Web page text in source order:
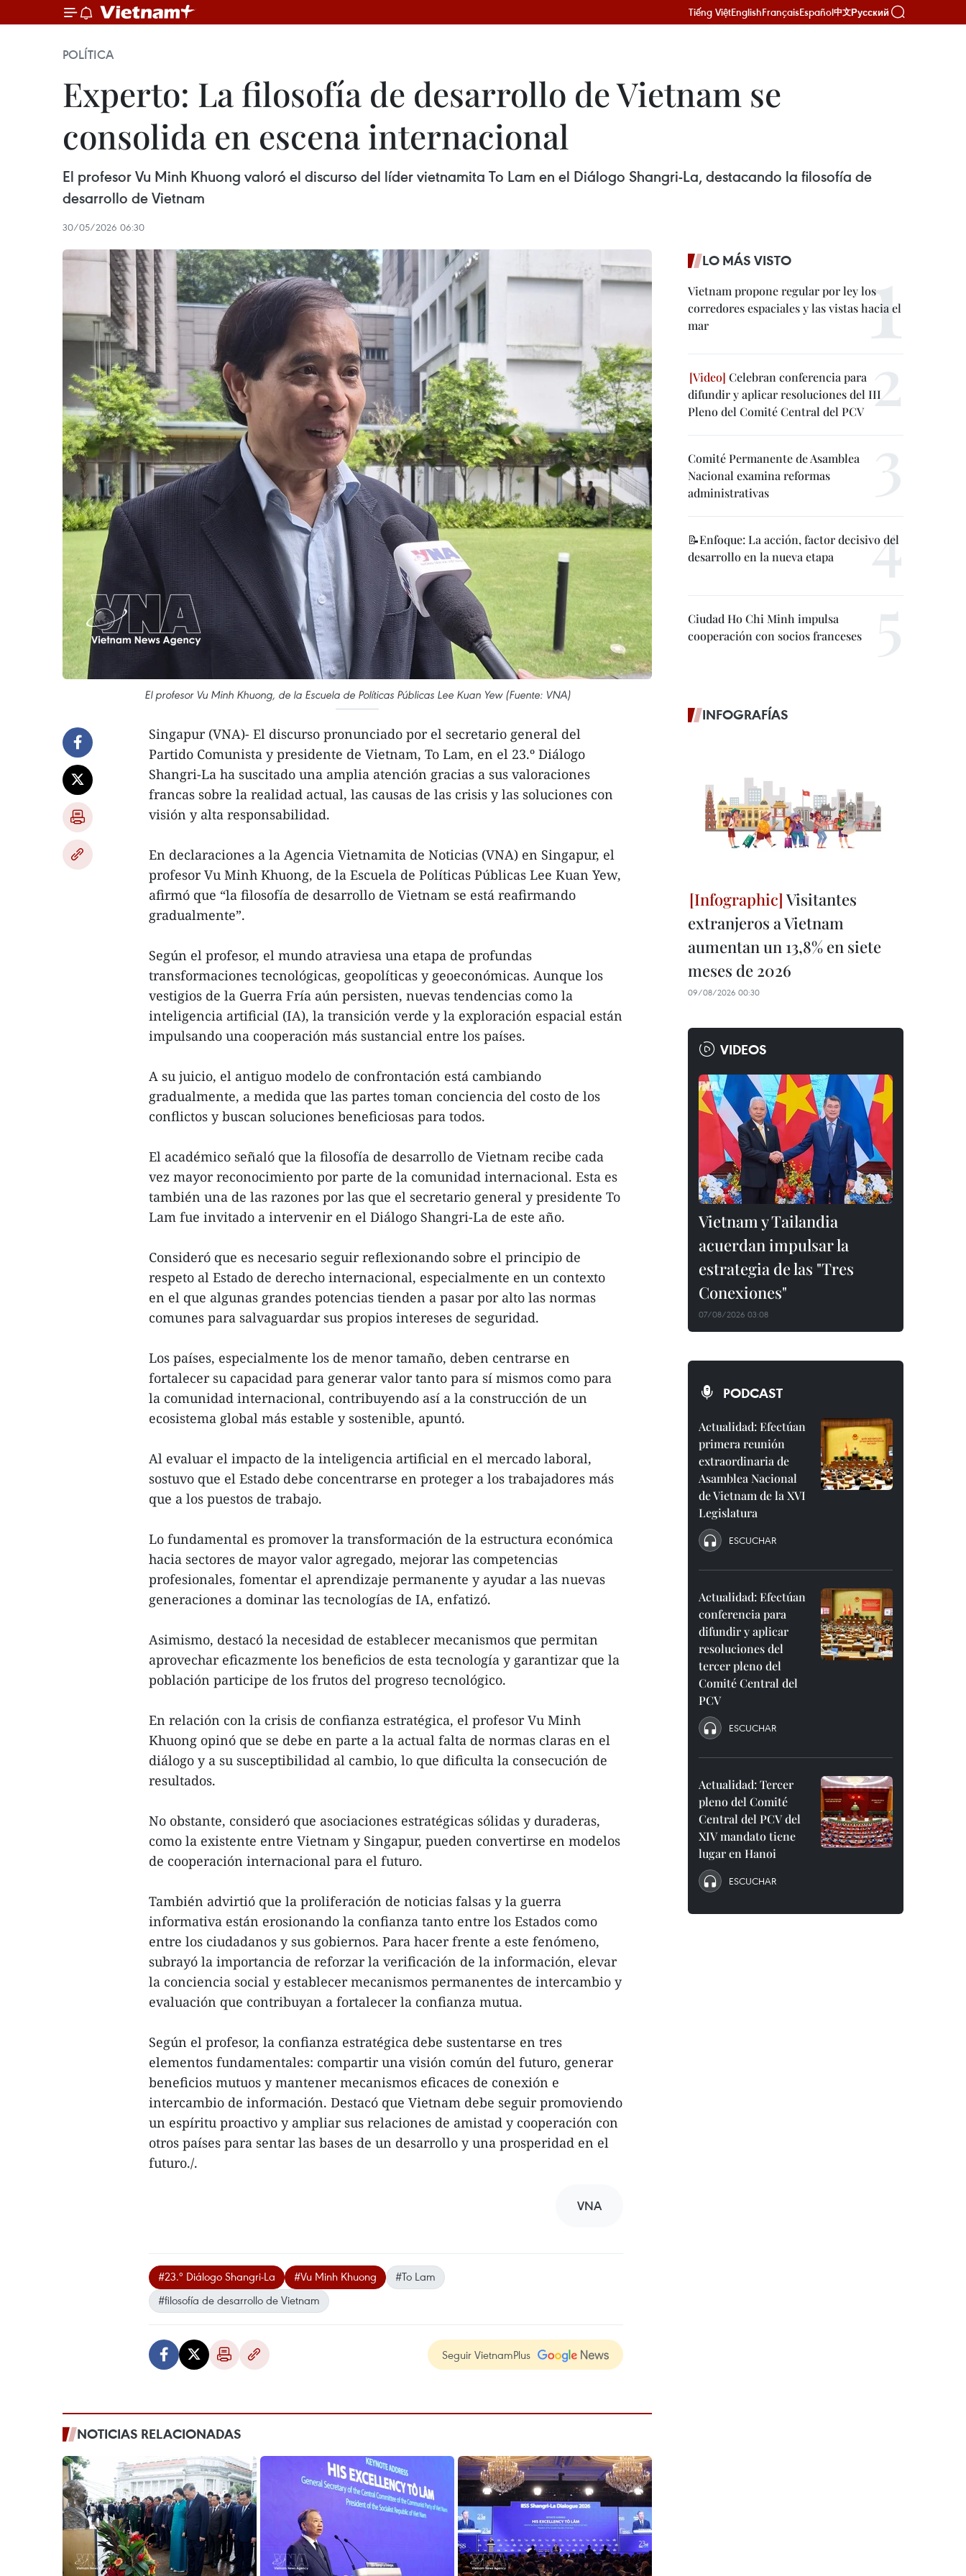
Tiếng ViệtEnglishFrançaisEspañol中文Русский
POLÍTICA
Experto: La filosofía de desarrollo de Vietnam se
consolida en escena internacional
El profesor Vu Minh Khuong valoró el discurso del líder vietnamita To Lam en el Diálogo Shangri-La, destacando la filosofía de
desarrollo de Vietnam
30/05/2026 06:30
El profesor Vu Minh Khuong, de la Escuela de Políticas Públicas Lee Kuan Yew (Fuente: VNA)
Singapur (VNA)- El discurso pronunciado por el secretario general del
Partido Comunista y presidente de Vietnam, To Lam, en el 23.º Diálogo
Shangri-La ha suscitado una amplia atención gracias a sus valoraciones
francas sobre la realidad actual, las causas de las crisis y las soluciones con
visión y alta responsabilidad.
En declaraciones a la Agencia Vietnamita de Noticias (VNA) en Singapur, el
profesor Vu Minh Khuong, de la Escuela de Políticas Públicas Lee Kuan Yew,
afirmó que “la filosofía de desarrollo de Vietnam se está reafirmando
gradualmente”.
Según el profesor, el mundo atraviesa una etapa de profundas
transformaciones tecnológicas, geopolíticas y geoeconómicas. Aunque los
vestigios de la Guerra Fría aún persisten, nuevas tendencias como la
inteligencia artificial (IA), la transición verde y la exploración espacial están
impulsando una cooperación más sustancial entre los países.
A su juicio, el antiguo modelo de confrontación está cambiando
gradualmente, a medida que las partes toman conciencia del costo de los
conflictos y buscan soluciones beneficiosas para todos.
El académico señaló que la filosofía de desarrollo de Vietnam recibe cada
vez mayor reconocimiento por parte de la comunidad internacional. Esta es
también una de las razones por las que el secretario general y presidente To
Lam fue invitado a intervenir en el Diálogo Shangri-La de este año.
Consideró que es necesario seguir reflexionando sobre el principio de
respeto al Estado de derecho internacional, especialmente en un contexto
en el que algunas grandes potencias tienden a pasar por alto las normas
comunes para salvaguardar sus propios intereses de seguridad.
Los países, especialmente los de menor tamaño, deben centrarse en
fortalecer su capacidad para generar valor tanto para sí mismos como para
la comunidad internacional, contribuyendo así a la construcción de un
ecosistema global más estable y sostenible, apuntó.
Al evaluar el impacto de la inteligencia artificial en el mercado laboral,
sostuvo que el Estado debe concentrarse en proteger a los trabajadores más
que a los puestos de trabajo.
Lo fundamental es promover la transformación de la estructura económica
hacia sectores de mayor valor agregado, mejorar las competencias
profesionales, fomentar el aprendizaje permanente y ayudar a las nuevas
generaciones a dominar las tecnologías de IA, enfatizó.
Asimismo, destacó la necesidad de establecer mecanismos que permitan
aprovechar eficazmente los beneficios de esta tecnología y garantizar que la
población participe de los frutos del progreso tecnológico.
En relación con la crisis de confianza estratégica, el profesor Vu Minh
Khuong opinó que se debe en parte a la actual falta de normas claras en el
diálogo y a su susceptibilidad al cambio, lo que dificulta la consecución de
resultados.
No obstante, consideró que asociaciones estratégicas sólidas y duraderas,
como la existente entre Vietnam y Singapur, pueden convertirse en modelos
de cooperación internacional para el futuro.
También advirtió que la proliferación de noticias falsas y la guerra
informativa están erosionando la confianza tanto entre los Estados como
entre los ciudadanos y sus gobiernos. Para hacer frente a este fenómeno,
subrayó la importancia de reforzar la verificación de la información, elevar
la conciencia social y establecer mecanismos permanentes de intercambio y
evaluación que contribuyan a fortalecer la confianza mutua.
Según el profesor, la confianza estratégica debe sustentarse en tres
elementos fundamentales: compartir una visión común del futuro, generar
beneficios mutuos y mantener mecanismos eficaces de conexión e
intercambio de información. Destacó que Vietnam debe seguir promoviendo
un espíritu proactivo y ampliar sus relaciones de amistad y cooperación con
otros países para sentar las bases de un desarrollo y una prosperidad en el
futuro./.
VNA
#23.º Diálogo Shangri-La #Vu Minh Khuong
#To Lam
#filosofía de desarrollo de Vietnam
Seguir VietnamPlus
NOTICIAS RELACIONADAS
LO MÁS VISTO
Vietnam propone regular por ley los
corredores espaciales y las vistas hacia el
mar
Celebran conferencia para
difundir y aplicar resoluciones del III
Pleno del Comité Central del PCV
Comité Permanente de Asamblea
Nacional examina reformas
administrativas
📝Enfoque: La acción, factor decisivo del
desarrollo en la nueva etapa
Ciudad Ho Chi Minh impulsa
cooperación con socios franceses
INFOGRAFÍAS
Visitantes
extranjeros a Vietnam
aumentan un 13,8% en siete
meses de 2026
09/08/2026 00:30
VIDEOS
Vietnam y Tailandia
acuerdan impulsar la
estrategia de las "Tres
Conexiones"
07/08/2026 03:08
PODCAST
Actualidad: Efectúan
primera reunión
extraordinaria de
Asamblea Nacional
de Vietnam de la XVI
Legislatura
ESCUCHAR
Actualidad: Efectúan
conferencia para
difundir y aplicar
resoluciones del
tercer pleno del
Comité Central del
PCV
ESCUCHAR
Actualidad: Tercer
pleno del Comité
Central del PCV del
XIV mandato tiene
lugar en Hanoi
ESCUCHAR